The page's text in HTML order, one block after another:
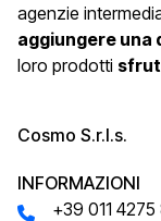
agenzie
aggiungere una
loro prodotti
Cosmo S.r.l.s.
INFORMAZIONI
+39 011